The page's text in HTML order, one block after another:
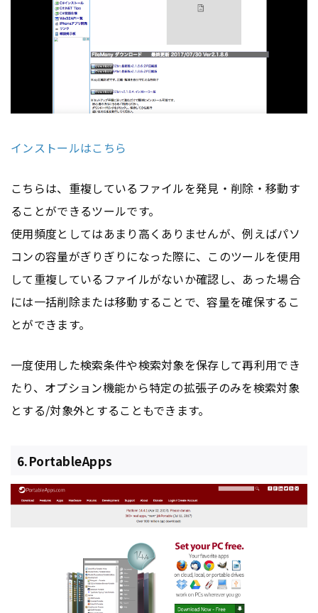
インストールはこちら
こちらは、重複しているファイルを発見・削除・移動す
ることができるツールです。
使用頻度としてはあまり高くありませんが、例えばパソ
コンの容量がぎりぎりになった際に、このツールを使用
して重複しているファイルがないか確認し、あった場合
には一括削除または移動することで、容量を確保するこ
とができます。
一度使用した検索条件や検索対象を保存して再利用でき
たり、オプション機能から特定の拡張子のみを検索対象
とする/対象外とすることもできます。
6.PortableApps